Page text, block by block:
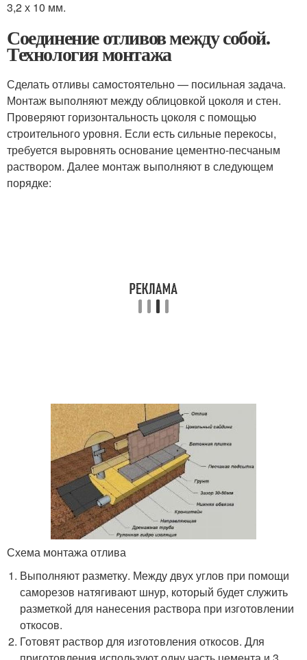
3,2 х 10 мм.
Соединение отливов между собой.
Технология монтажа
Сделать отливы самостоятельно — посильная задача.
Монтаж выполняют между облицовкой цоколя и стен.
Проверяют горизонтальность цоколя с помощью
строительного уровня. Если есть сильные перекосы,
требуется выровнять основание цементно-песчаным
раствором. Далее монтаж выполняют в следующем
порядке:
Схема монтажа отлива
Выполняют разметку. Между двух углов при помощи
саморезов натягивают шнур, который будет служить
разметкой для нанесения раствора при изготовлении
откосов.
Готовят раствор для изготовления откосов. Для